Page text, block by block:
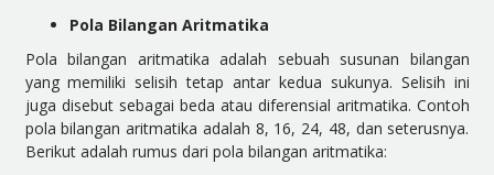
Pola Bilangan Aritmatika
Pola bilangan aritmatika adalah sebuah susunan bilangan
yang memiliki selisih tetap antar kedua sukunya. Selisih ini
juga disebut sebagai beda atau diferensial aritmatika. Contoh
pola bilangan aritmatika adalah 8, 16, 24, 48, dan seterusnya.
Berikut adalah rumus dari pola bilangan aritmatika: